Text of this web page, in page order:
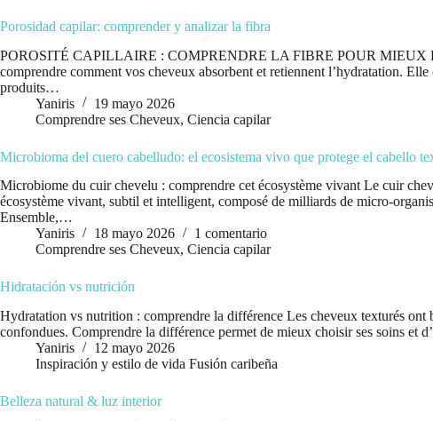
Porosidad capilar: comprender y analizar la fibra
POROSITÉ CAPILLAIRE : COMPRENDRE LA FIBRE POUR MIEUX
comprendre comment vos cheveux absorbent et retiennent l’hydratation.
produits…
Yaniris
19 mayo 2026
Comprendre ses Cheveux, Ciencia capilar
Microbioma del cuero cabelludo: el ecosistema vivo que protege el cabello
Microbiome du cuir chevelu : comprendre cet écosystème vivant Le cuir
écosystème vivant, subtil et intelligent, composé de milliards de
Ensemble,…
Yaniris
18 mayo 2026
1 comentario
Comprendre ses Cheveux, Ciencia capilar
Hidratación vs nutrición
Hydratation vs nutrition : comprendre la différence Les cheveux texturés ont
confondues. Comprendre la différence permet de mieux choisir ses soins et
Yaniris
12 mayo 2026
Inspiración y estilo de vida Fusión caribeña
Belleza natural & luz interior